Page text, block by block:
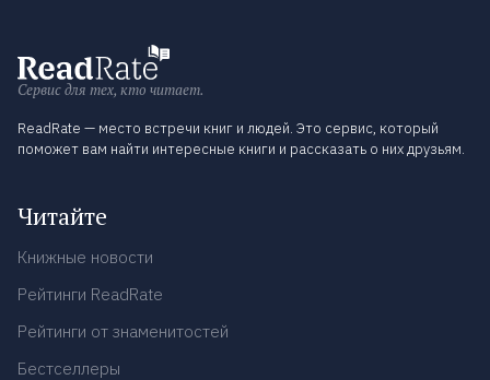
Сервис для тех, кто читает.
ReadRate — место встречи книг и людей. Это сервис, который
поможет вам найти интересные книги и рассказать о них друзьям.
Читайте
Книжные новости
Рейтинги ReadRate
Рейтинги от знаменитостей
Бестселлеры